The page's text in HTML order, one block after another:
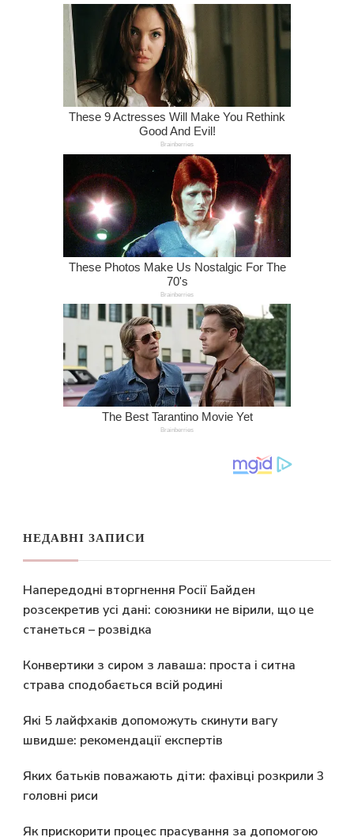
НЕДАВНІ ЗАПИСИ
Напередодні вторгнення Росії Байден
розсекретив усі дані: союзники не вірили, що це
станеться – розвідка
Конвертики з сиром з лаваша: проста і ситна
страва сподобається всій родині
Які 5 лайфхаків допоможуть скинути вагу
швидше: рекомендації експертів
Яких батьків поважають діти: фахівці розкрили 3
головні риси
Як прискорити процес прасування за допомогою